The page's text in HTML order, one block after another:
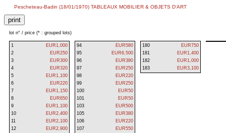
Pescheteau-Badin (18/01/1970) TABLEAUX MOBILIER & OBJETS D'ART
lot n° / price (* : grouped lots)
1
EUR1,000
2
EUR250
3
EUR300
4
EUR320
5
EUR1,100
6
EUR220
7
EUR1,150
8
EUR650
9
EUR1,100
10
EUR2,400
11
EUR2,100
12
EUR2,900
94
EUR580
95
EUR6,500
96
EUR380
97
EUR250
98
EUR220
99
EUR250
100
EUR50
101
EUR50
103
EUR500
105
EUR380
106
EUR220
107
EUR550
180
EUR750
181
EUR1,400
182
EUR1,000
183
EUR3,100